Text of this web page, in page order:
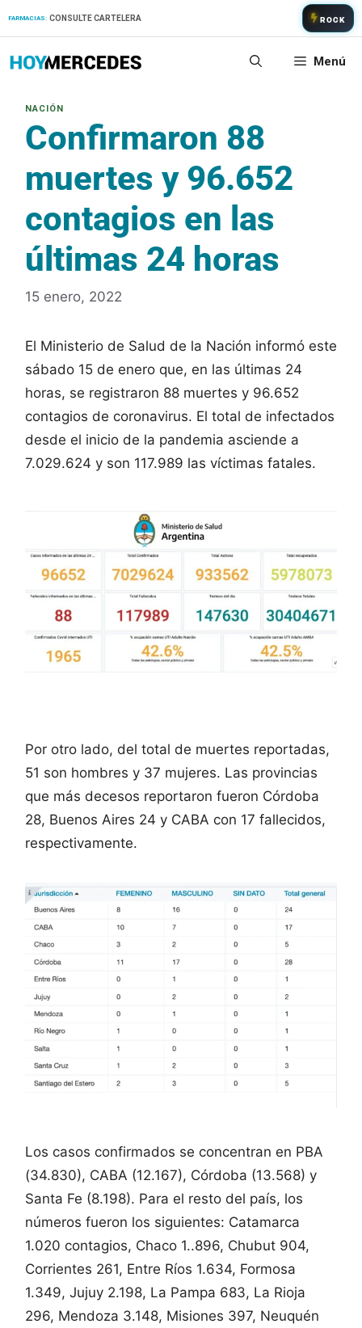
FARMACIAS: CONSULTE CARTELERA ROCK
Menú
Confirmaron 88
muertes y 96.652
contagios en las
últimas 24 horas
15 enero, 2022
El Ministerio de Salud de la Nación informó este
sábado 15 de enero que, en las últimas 24
horas, se registraron 88 muertes y 96.652
contagios de coronavirus. El total de infectados
desde el inicio de la pandemia asciende a
7.029.624 y son 117.989 las víctimas fatales.
Por otro lado, del total de muertes reportadas,
51 son hombres y 37 mujeres. Las provincias
que más decesos reportaron fueron Córdoba
28, Buenos Aires 24 y CABA con 17 fallecidos,
respectivamente.
Los casos confirmados se concentran en PBA
(34.830), CABA (12.167), Córdoba (13.568) y
Santa Fe (8.198). Para el resto del país, los
números fueron los siguientes: Catamarca
1.020 contagios, Chaco 1..896, Chubut 904,
Corrientes 261, Entre Ríos 1.634, Formosa
1.349, Jujuy 2.198, La Pampa 683, La Rioja
296, Mendoza 3.148, Misiones 397, Neuquén